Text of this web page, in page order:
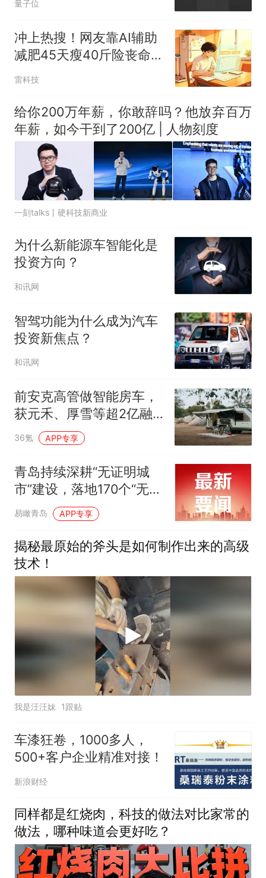
量子位
冲上热搜！网友靠AI辅助
减肥45天瘦40斤险丧命，
太离谱了
雷科技
给你200万年薪，你敢辞吗？他放弃百万
年薪，如今干到了200亿 | 人物刻度
一刻talks丨硬科技新商业
为什么新能源车智能化是
投资方向？
和讯网
智驾功能为什么成为汽车
投资新焦点？
和讯网
前安克高管做智能房车，
获元禾、厚雪等超2亿融
资，首款产品2027年初量
产｜硬氪首发
36氪 APP专享
青岛持续深耕“无证明城
市”建设，落地170个“无证
明”应用场景
易瞰青岛 APP专享
揭秘最原始的斧头是如何制作出来的高级
技术！
我是汪汪妹 1跟贴
车漆狂卷，1000多人，
500+客户企业精准对接！
新浪财经
同样都是红烧肉，科技的做法对比家常的
做法，哪种味道会更好吃？